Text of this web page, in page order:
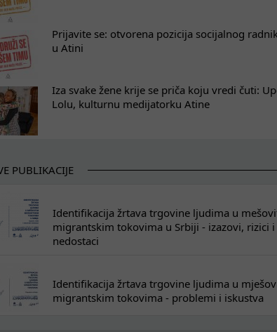
Prijavite se: otvorena pozicija socijalnog
u Atini
Iza svake žene krije se priča koju vredi čuti:
Lolu, kulturnu medijatorku Atine
PUBLIKACIJE
Identifikacija žrtava trgovine ljudima u
migrantskim tokovima u Srbiji - izazovi, rizici i
nedostaci
Identifikacija žrtava trgovine ljudima u
migrantskim tokovima - problemi i iskustva